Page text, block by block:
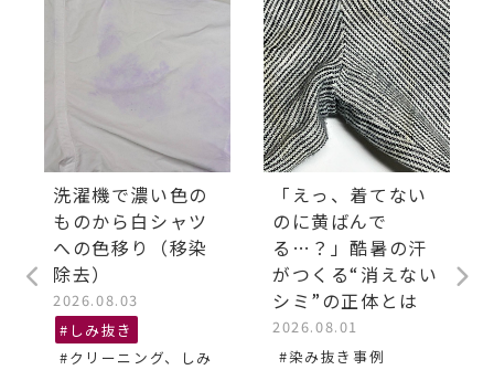
洗濯機で濃い色の
ものから白シャツ
への色移り（移染
除去）
2026.08.03
#しみ抜き
#クリーニング、しみ
「えっ、着てない
のに黄ばんで
る…？」酷暑の汗
がつくる“消えない
シミ”の正体とは
2026.08.01
#染み抜き事例